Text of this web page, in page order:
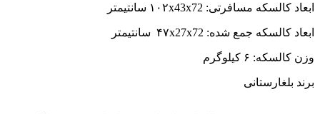
ابعاد کالسکه مسافرتی: ۱۰۲x43x72 سانتیمتر
ابعاد کالسکه جمع شده: ۴۷x27x72 سانتیمتر
وزن کالسکه: ۶ کیلوگرم
برند بلغارستانی